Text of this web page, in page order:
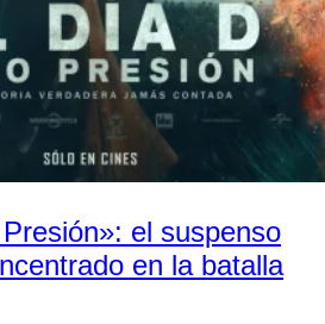
el suspenso
en la batalla